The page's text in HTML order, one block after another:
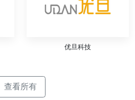
优旦科技
查看所有